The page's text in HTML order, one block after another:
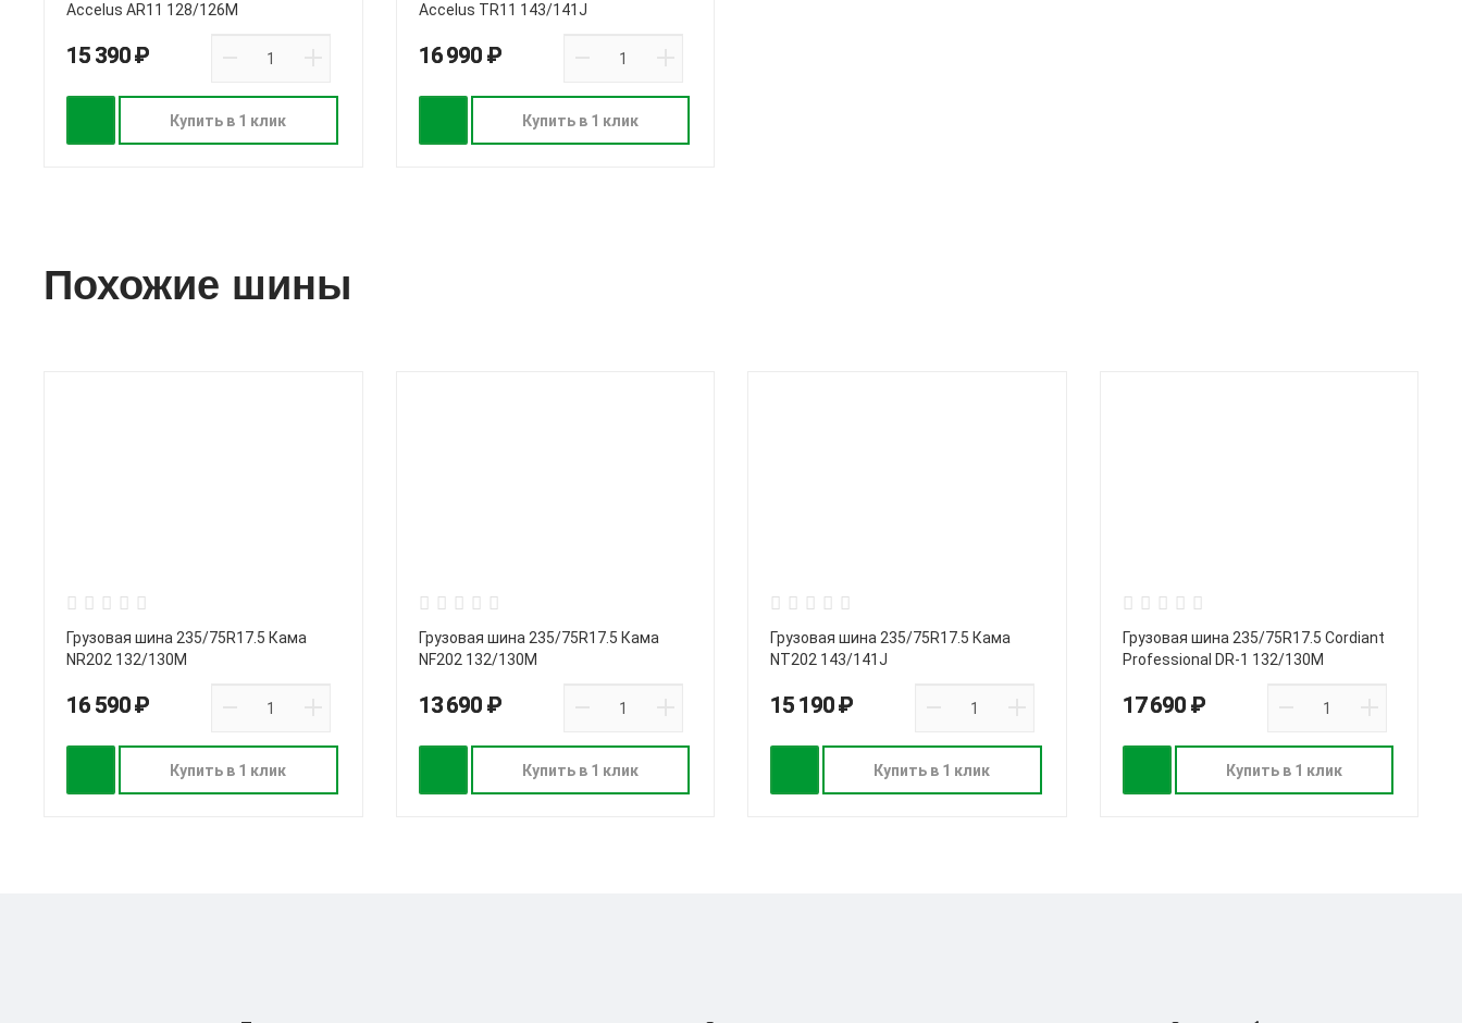
Accelus AR11 128/126M
15 390 ₽
Купить в 1 клик
Accelus TR11 143/141J
16 990 ₽
Купить в 1 клик
Похожие шины
Грузовая шина 235/75R17.5 Кама
NR202 132/130M
16 590 ₽
Купить в 1 клик
Грузовая шина 235/75R17.5 Кама
NF202 132/130M
13 690 ₽
Купить в 1 клик
Грузовая шина 235/75R17.5 Кама
NT202 143/141J
15 190 ₽
Купить в 1 клик
Грузовая шина 235/75R17.5 Cordiant
Professional DR-1 132/130M
17 690 ₽
Купить в 1 клик